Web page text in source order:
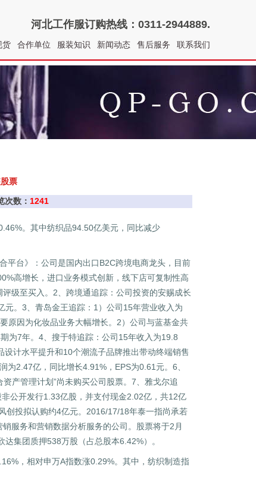
河北工作服订购热线：0311-2944889.
货 合作单位 服装知识 新闻动态 售后服务 联系我们
票
数： 1241
。其中纺织品94.50亿美元，同比减少
平台》：公司是国内出口B2C跨境电商龙头，目前
高增长，进口业务模式创新，线下店可复制性高
级至买入。2、跨境通追踪：公司投资的安赐成长
。3、青岛金王追踪：1）公司15年营业收入为
原因为化妆品业务大幅增长。2）公司与蓝基金共
为7年。4、搜于特追踪：公司15年收入为19.8
计水平提升和10个潮流子品牌推出带动终端销售
2.47亿，同比增长4.91%，EPS为0.61元。6、
产管理计划”尚未购买公司股票。7、雅戈尔追
公开发行1.33亿股，并支付现金2.02亿，共12亿
创投拟认购约4亿元。2016/17/18年泰一指尚承若
服务和营销数据分析服务的公司。股票将于2月
集团质押538万股（占总股本6.42%）。
，相对申万A指数涨0.29%。其中，纺织制造指